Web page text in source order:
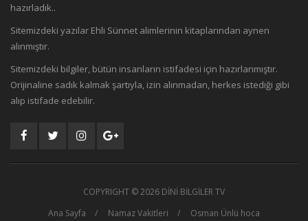
hazırladık..
Sitemizdeki yazılar Ehli Sünnet alimlerinin kitaplarından aynen
alınmıştır.
Sitemizdeki bilgiler, bütün insanların istifadesi için hazırlanmıştır.
Orijinaline sadık kalmak şartıyla, izin alınmadan, herkes istediği gibi
alıp istifade edebilir.
COPYRIGHT ©2026 DİNİ BİLGİLER TV
Ana Sayfa
Namaz Vakitleri Osman Ünlü hoca